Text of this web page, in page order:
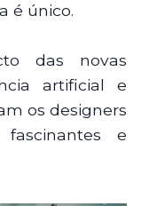
é único.
das novas
artificial e
os designers
e